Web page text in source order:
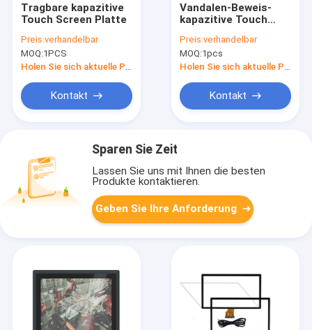
Tragbare kapazitive
Touch Screen Platte
Preis:verhandelbar
MOQ:1PCS
Holen Sie sich aktuelle Preis
Kontakt
Vandalen-Beweis-
kapazitive Touch
Preis:verhandelbar
MOQ:1pcs
Holen Sie sich aktuelle Preis
Kontakt
Sparen Sie Zeit
Lassen Sie uns mit Ihnen die besten
Produkte kontaktieren.
Geben Sie Ihre Anforderung